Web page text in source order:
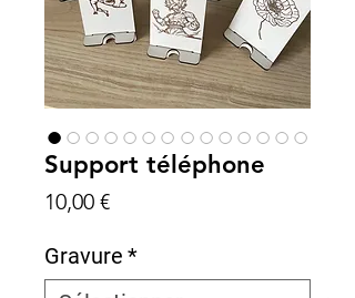
Support téléphone
10,00 €Prix
Gravure *